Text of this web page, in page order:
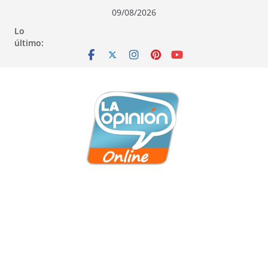
contenido
navegación
contenido
09/08/2026
Lo
último: